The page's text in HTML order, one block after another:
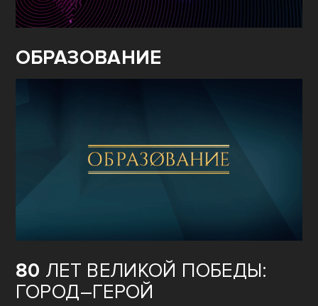
ОБРАЗОВАНИЕ
80 ЛЕТ ВЕЛИКОЙ ПОБЕДЫ:
ГОРОД–ГЕРОЙ